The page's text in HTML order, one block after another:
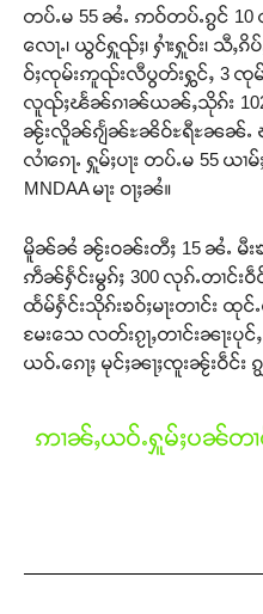
တပ်ႉမ 55 ၼႆႉ ဢဝ်တပ်ႉၵွင် 10
လေႃႉ၊ ယွင်ႁူၺ်ႈ၊ ႁၢႆးႁူဝ်း၊ သီ
ဝ်ႈၸုမ်းဢူၺ်းလီပွတ်းႁွင်ႇ 3 ၸုမ်
လူၺ်ႈၽႅၼ်ၵၢၼ်ယၼ်ႇသိုၵ်း
ၼႂ်းလိူၼ်ၵျႅၼ်ႊၼိဝ်ႊရီႊၼၼ်ႉ
လၢႆၵေႃႉ ႁူမ်ႈပႃး တပ်ႉမ 55 ယၢ
MNDAA မႃး ဝႃႈၼႆ။
မိူၼ်ၼႆ ၼႂ်းဝၼ်းတီႈ 15 ၼႆႉ မီးၶၢ
ဢဵၼ်ႁႅင်းမွၵ်ႈ 300 လုၵ်ႉတၢင်း
ထႅမ်ႁႅင်းသိုၵ်းၶဝ်ႈမႃးတၢင်း ထုင်ႉ
မႄးသေ လတ်းၵႂႃႇတၢင်းၼႃးပု
ယဝ်ႉၵေႃႈ မုင်ႈၼႃႈၸူးၼႂ်းဝဵင်း ၵ
ဢၢၼ်ႇယဝ်ႉႁူမ်ႈပၼ်တ